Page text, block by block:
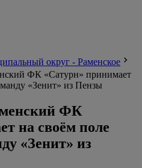
округ - Раменское
ФК «Сатурн» принимает
«Зенит» из Пензы
ФК
на своём поле
«Зенит» из